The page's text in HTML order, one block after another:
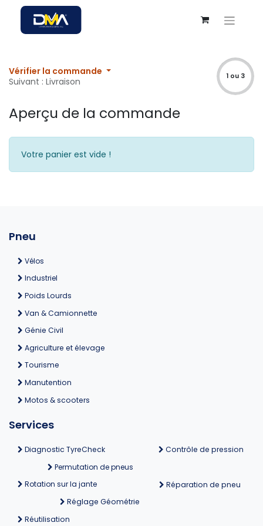
Vérifier la commande
Suivant : Livraison
1 ou 3
Aperçu de la commande
Votre panier est vide !
Services
Diagnostic TyreCheck
Contrôle de pression
Permutation de pneus
Rotation sur la jante
Réparation de pneu
Réglage Géométrie
Réutilisation
Pneu
Vélos
Industriel
Poids Lourds
Van & Camionnette
Génie Civil
Agriculture et élevage
Tourisme
Manutention
Motos & scooters